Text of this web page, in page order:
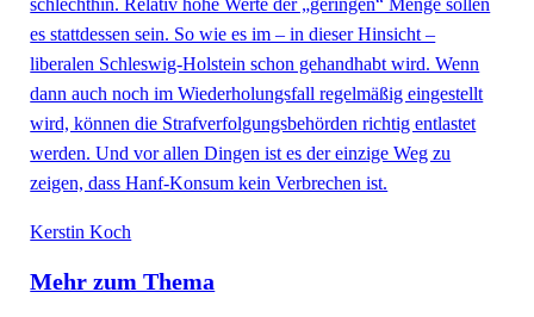
schlechthin. Relativ hohe Werte der „geringen“ Menge sollen
es stattdessen sein. So wie es im – in dieser Hinsicht –
liberalen Schleswig-Holstein schon gehandhabt wird. Wenn
dann auch noch im Wiederholungsfall regelmäßig eingestellt
wird, können die Strafverfolgungsbehörden richtig entlastet
werden. Und vor allen Dingen ist es der einzige Weg zu
zeigen, dass Hanf-Konsum kein Verbrechen ist.
Kerstin Koch
Mehr zum Thema